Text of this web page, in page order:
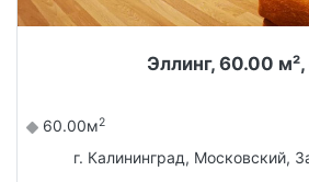
Эллинг, 60.00 м²,
60.00м2
г. Калининград, Московский,